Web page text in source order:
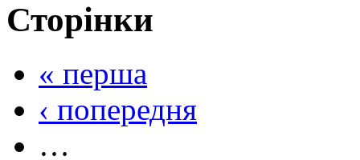
Сторінки
« перша
‹ попередня
…